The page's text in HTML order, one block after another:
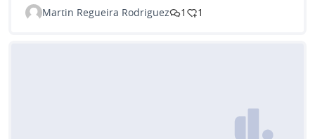
Martin Regueira Rodriguez 1 1